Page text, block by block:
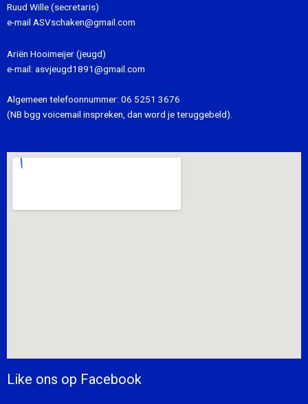
Ruud Wille (secretaris)
e-mail ASVschaken@gmail.com
Ariën Hooimeijer (jeugd)
e-mail: asvjeugd1891@gmail.com
Algemeen telefoonnummer: 06 5251 3676
(NB bgg voicemail inspreken, dan word je teruggebeld).
Like ons op Facebook